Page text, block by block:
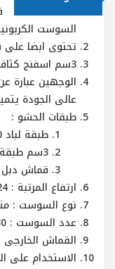
السوست
تحتوى ابضا على فرخ لباد 850 جرام
3سم اسفنج كثافة 28 فى كل وجه
عالى الجودة
طبقات الحشو :
طبقة لباد 850 جم
3سم طبقة اسفنج
قماش
ارتفاع المرتبة : 24 سم
نوع السوست :
عدد السوست : 130 بالمتر المربع قطر السوستة : 8 سم
القماش
الاستخدام على